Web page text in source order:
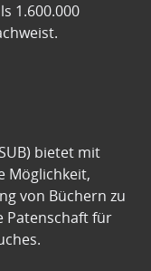
1.600.000
bietet mit
Möglichkeit,
von Büchern zu
Patenschaft für